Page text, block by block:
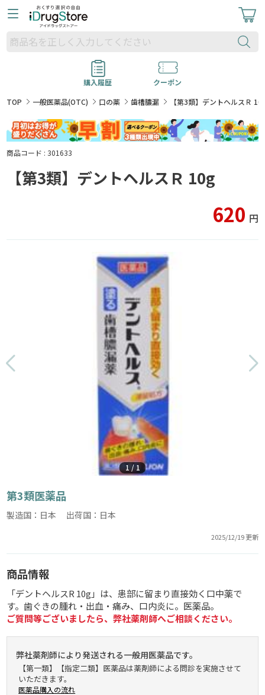
購入履歴
クーポン
TOP
一般医薬品(OTC) 口の薬 歯槽膿漏 【第3類】デントヘルスＲ
商品コード : 301633
【第3類】デントヘルスＲ 10g
620 円
1 / 1
第3類医薬品
製造国：日本 出荷国：日本
2025/12/19 更新
商品情報
「デントヘルスR 10g」は、患部に留まり直接効く口中薬で
す。歯ぐきの腫れ・出血・痛み、口内炎に。医薬品。
ご質問等ございましたら、弊社薬剤師へご相談ください。
弊社薬剤師により発送される一般用医薬品です。
【第一類】【指定二類】医薬品は薬剤師による問診を実施させて
いただきます。
医薬品購入の流れ